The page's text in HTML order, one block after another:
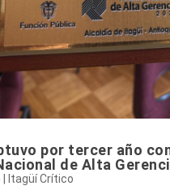
por tercer año
de Alta
Itagüí Crítico